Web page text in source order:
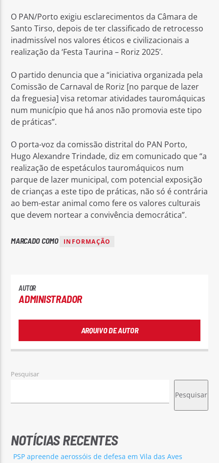
O PAN/Porto exigiu esclarecimentos da Câmara de
Santo Tirso, depois de ter classificado de retrocesso
inadmissível nos valores éticos e civilizacionais a
realização da ‘Festa Taurina – Roriz 2025’.
O partido denuncia que a “iniciativa organizada pela
Comissão de Carnaval de Roriz [no parque de lazer
da freguesia] visa retomar atividades tauromáquicas
num município que há anos não promovia este tipo
de práticas”.
O porta-voz da comissão distrital do PAN Porto,
Hugo Alexandre Trindade, diz em comunicado que “a
realização de espetáculos tauromáquicos num
parque de lazer municipal, com potencial exposição
de crianças a este tipo de práticas, não só é contrária
ao bem-estar animal como fere os valores culturais
que devem nortear a convivência democrática”.
MARCADO COMO INFORMAÇÃO
AUTOR
ADMINISTRADOR
ARQUIVO DE AUTOR
Pesquisar
Pesquisar
NOTÍCIAS RECENTES
PSP apreende aerossóis de defesa em Vila das Aves